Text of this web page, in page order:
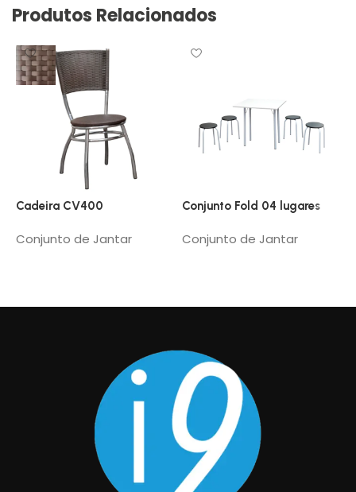
Produtos Relacionados
Cadeira CV400
Conjunto de Jantar
Conjunto Fold 04 lugares
Conjunto de Jantar